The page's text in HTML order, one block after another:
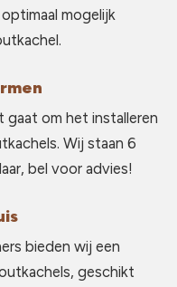
mogelijk
gaat om het installeren
Wij staan 6
bel voor advies!
bieden wij een
geschikt